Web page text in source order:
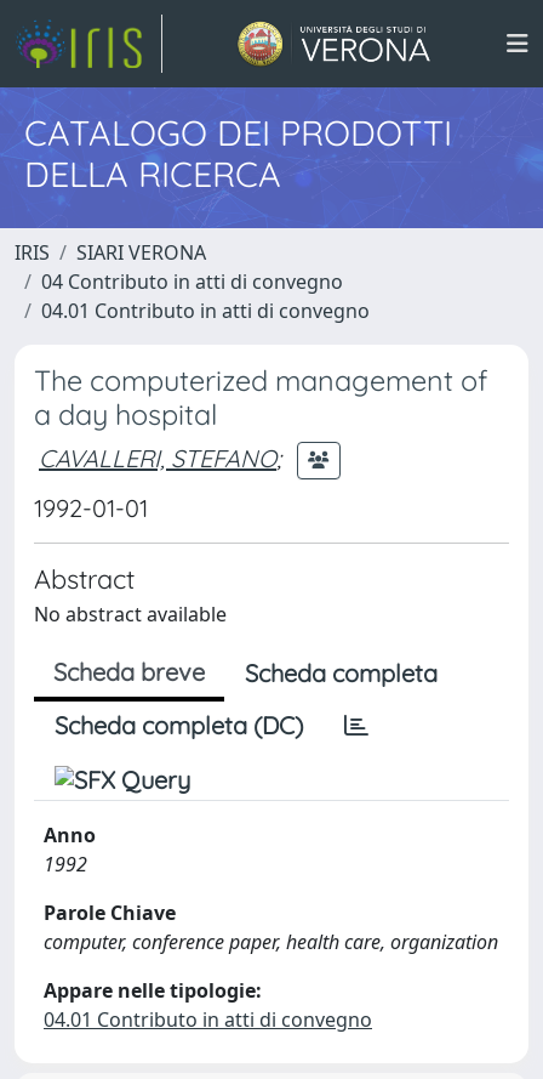
CATALOGO DEI PRODOTTI
DELLA RICERCA
IRIS
SIARI VERONA
04 Contributo in atti di convegno
04.01 Contributo in atti di convegno
The computerized management of
a day hospital
CAVALLERI, STEFANO;
1992-01-01
Abstract
No abstract available
Scheda breve
Scheda completa
Scheda completa (DC)
Anno
1992
Parole Chiave
computer, conference paper, health care, organization
Appare nelle tipologie:
04.01 Contributo in atti di convegno